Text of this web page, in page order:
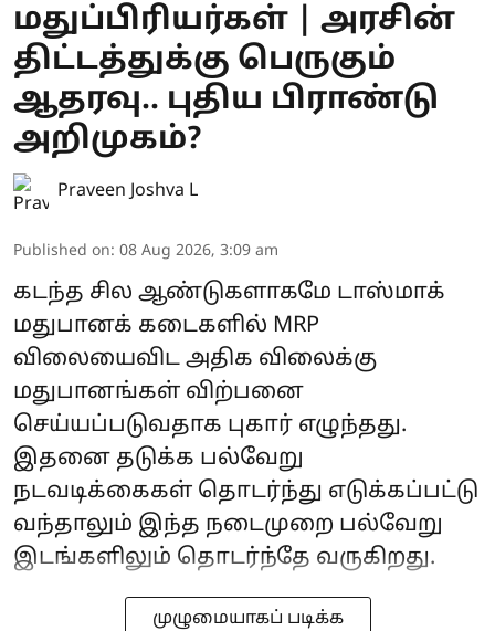
மதுப்பிரியர்கள் | அரசின்
திட்டத்துக்கு பெருகும்
ஆதரவு.. புதிய பிராண்டு
அறிமுகம்?
Praveen Joshva L
Published on: 08 Aug 2026, 3:09 am
கடந்த சில ஆண்டுகளாகமே டாஸ்மாக்
மதுபானக் கடைகளில் MRP
விலையைவிட அதிக விலைக்கு
மதுபானங்கள் விற்பனை
செய்யப்படுவதாக புகார் எழுந்தது.
இதனை தடுக்க பல்வேறு
நடவடிக்கைகள் தொடர்ந்து எடுக்கப்பட்டு
வந்தாலும் இந்த நடைமுறை பல்வேறு
இடங்களிலும் தொடர்ந்தே வருகிறது.
முழுமையாகப் படிக்க